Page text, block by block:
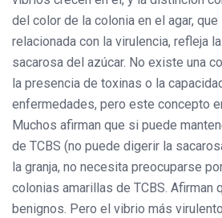
del color de la colonia en el agar,
relacionada con la virulencia, refleja
sacarosa del azúcar. No existe una
la presencia de toxinas o la
enfermedades, pero este concepto
Muchos afirman que si puede
de TCBS (no puede digerir la
la granja, no necesita preocuparse
colonias amarillas de TCBS. Afirman
benignos. Pero el vibrio más